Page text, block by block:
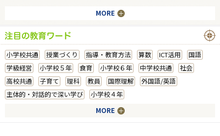
MORE
小学校共通 授業づくり 指導・教育方法 算数 ICT活用
国語
学級経営
小学校５年 食育 小学校６年 中学校共通
社会
高校共通
子育て 理科 教員 国際理解
外国語/英語
主体的・対話的で深い学び
小学校４年
MORE